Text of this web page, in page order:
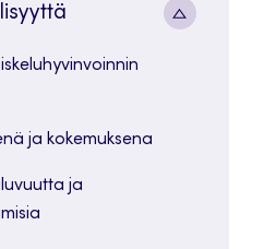
ja kokemuksena
ja